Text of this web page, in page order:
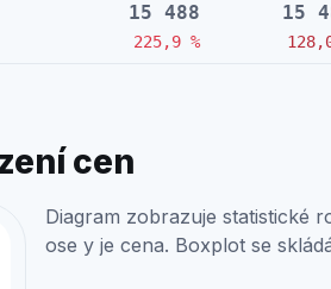
15 488
225,9 %
15
cen
Diagram zobrazuje statistické
ose y je cena. Boxplot se